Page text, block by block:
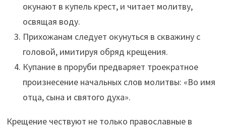
окунают в купель крест, и читает молитву,
освящая воду.
Прихожанам следует окунуться в скважину с
головой, имитируя обряд крещения.
Купание в проруби предваряет троекратное
произнесение начальных слов молитвы: «Во имя
отца, сына и святого духа».
Крещение чествуют не только православные в